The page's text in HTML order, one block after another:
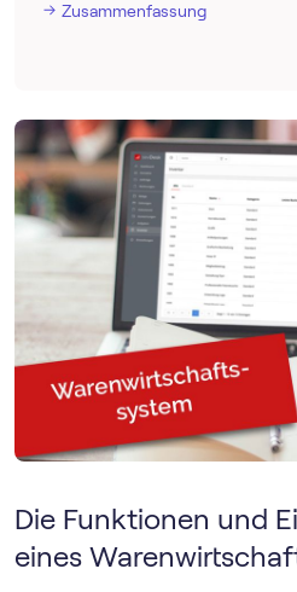
Zusammenfassung
Die Funktionen und
eines